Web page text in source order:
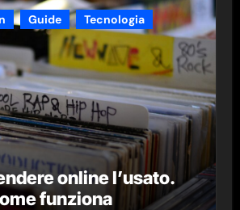
Guide Tecnologia
online l’usato.
funziona